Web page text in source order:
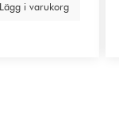
i varukorg